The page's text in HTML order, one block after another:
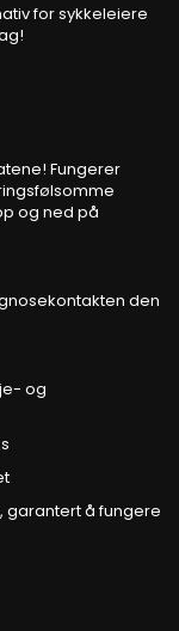
for sykkeleiere
Fungerer
og ned på
den
og
garantert å fungere